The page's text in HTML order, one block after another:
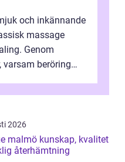
och inkännande
massage
Genom
varsam beröring
2026
kunskap, kvalitet
återhämtning